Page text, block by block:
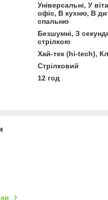
Універсальні, У
офіс, В кухню, В
спальню
Безшумні, З
стрілкою
Хай-тек (hi-tech),
Стрілковий
12 год